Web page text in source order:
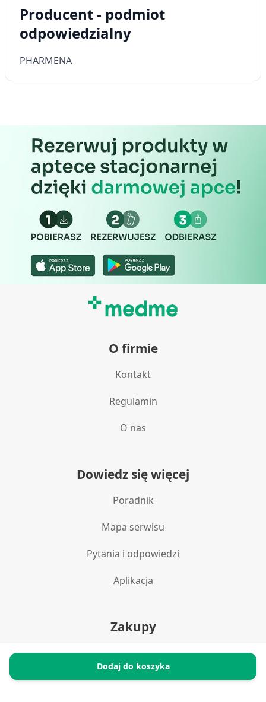
Dodaj do koszyka
Producent - podmiot
odpowiedzialny
PHARMENA
O firmie
Kontakt
Regulamin
O nas
Dowiedz się więcej
Poradnik
Mapa serwisu
Pytania i odpowiedzi
Aplikacja
Zakupy
Polityka prywatności
Reklamacje i zwroty